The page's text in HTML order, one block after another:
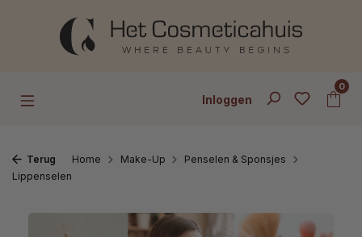
Ga naar de hoofdinhoud
Inloggen
0
Terug Home Make-Up
Penselen & Sponsjes
Lippenselen